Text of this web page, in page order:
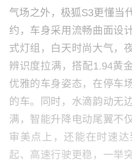
气场之外，极狐S3更懂当
约，车身采用流畅曲面设
式灯组，白天时尚大气，
辨识度拉满，搭配1.94黄
优雅的车身姿态，在停车
的车。同时，水滴韵动无
满，智能升降电动尾翼不
审美点上，还能在时速
起、高速行驶更稳，一举